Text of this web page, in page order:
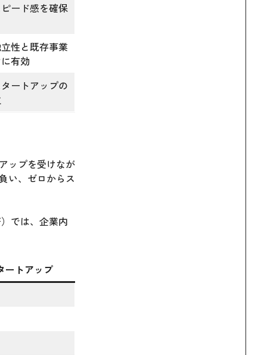
ード感を確保
性と既存事業
有効
ートアップの
ップを受けなが
い、ゼロからス
では、企業内
ートアップ